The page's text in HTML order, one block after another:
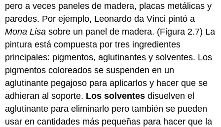
pero a veces paneles de madera, placas metálicas y
paredes. Por ejemplo, Leonardo da Vinci pintó a
Mona Lisa sobre un panel de madera. (Figura 2.7) La
pintura está compuesta por tres ingredientes
principales: pigmentos, aglutinantes y solventes. Los
pigmentos coloreados se suspenden en un
aglutinante pegajoso para aplicarlos y hacer que se
adhieran al soporte. Los solventes disuelven el
aglutinante para eliminarlo pero también se pueden
usar en cantidades más pequeñas para hacer que la